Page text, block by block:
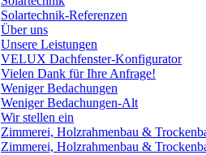
Solartechnik-Referenzen
Über uns
Unsere Leistungen
VELUX Dachfenster-Konfigurator
Vielen Dank für Ihre Anfrage!
Weniger Bedachungen
Weniger Bedachungen-Alt
Wir stellen ein
Zimmerei, Holzrahmenbau &
Zimmerei, Holzrahmenbau &